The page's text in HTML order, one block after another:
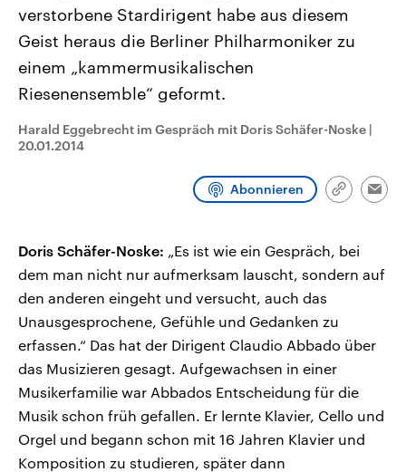
Landtagswahl Sachsen-Anhalt
2026
Alle Informationen
Sachsen-Anhalt wählt am 6.
September 2026 einen neuen
Landtag. Seit 2021 wird das
Bundesland von einer Koalition aus
Umfragen, Prognosen,
Wahlprogramme, aktuelle Berichte
und Hintergründe zu den Parteien
Aktuelle Beiträge,
Hintergründe
Wirtschaftlich und
gehören die Vereinigten
Sendungen
verstorbene Stardirigent habe aus diesem
Geist heraus die Berliner Philharmoniker zu
einem „kammermusikalischen
Riesenensemble“ geformt.
Harald Eggebrecht im Gespräch mit Doris Schäfer-Noske |
20.01.2014
Abonnieren
Link
Doris Schäfer-Noske: „Es ist wie ein Gespräch, bei
dem man nicht nur aufmerksam lauscht, sondern auf
den anderen eingeht und versucht, auch das
Unausgesprochene, Gefühle und Gedanken zu
erfassen.“ Das hat der Dirigent Claudio Abbado über
das Musizieren gesagt. Aufgewachsen in einer
Musikerfamilie war Abbados Entscheidung für die
Musik schon früh gefallen. Er lernte Klavier, Cello und
Orgel und begann schon mit 16 Jahren Klavier und
Komposition zu studieren, später dann